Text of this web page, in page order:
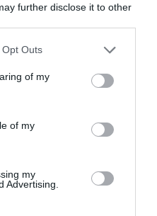
further disclose it to other
uses one or more Google
behaviour. You may click to
and its third-party tags to
purposes in below Google
Outs
of my
of my
my
Advertising.
a jegybank egy
egy magánszemélynek,
közvetítési tevékenységet